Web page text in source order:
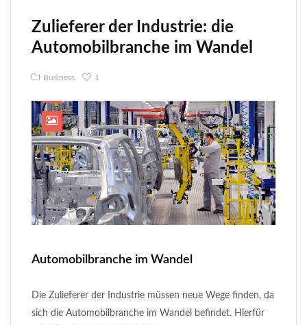
Zulieferer der Industrie: die
Automobilbranche im Wandel
Business 1
Automobilbranche im Wandel
Die Zulieferer der Industrie müssen neue Wege finden, da
sich die Automobilbranche im Wandel befindet. Hierfür